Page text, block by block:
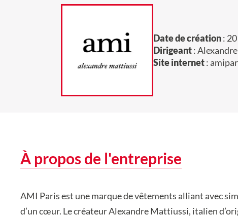
Date de création:
Dirigeant:
Site internet:
À propos de l'entreprise
AMI Paris est une marque de vêtements alliant avec
d’un cœur. Le créateur Alexandre Mattiussi, italien